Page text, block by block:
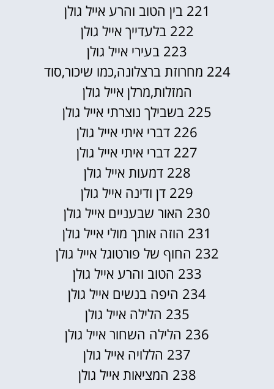
221 בין הטוב והרע אייל גולן
222 בלעדייך אייל גולן
223 בעירי אייל גולן
224 מחרוזת ברצלונה,כמו שיכור,סוד
המזלות,מרלן אייל גולן
225 בשבילך נוצרתי אייל גולן
226 דברי איתי אייל גולן
227 דברי איתי אייל גולן
228 דמעות אייל גולן
229 דן ודינה אייל גולן
230 האור שבעניים אייל גולן
231 הוזה אותך מולי אייל גולן
232 החוף של פורטוגל אייל גולן
233 הטוב והרע אייל גולן
234 היפה בנשים אייל גולן
235 הלילה אייל גולן
236 הלילה השחור אייל גולן
237 הללויה אייל גולן
238 המציאות אייל גולן